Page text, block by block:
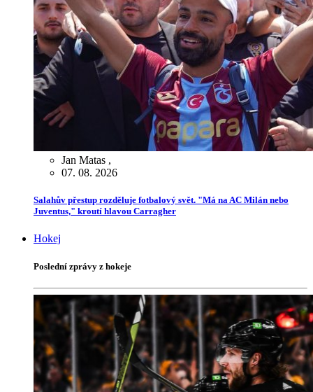
Jan Matas ,
07. 08. 2026
Salahův přestup rozděluje fotbalový svět. "Má na AC Milán nebo
Juventus," kroutí hlavou Carragher
Hokej
Poslední zprávy z hokeje